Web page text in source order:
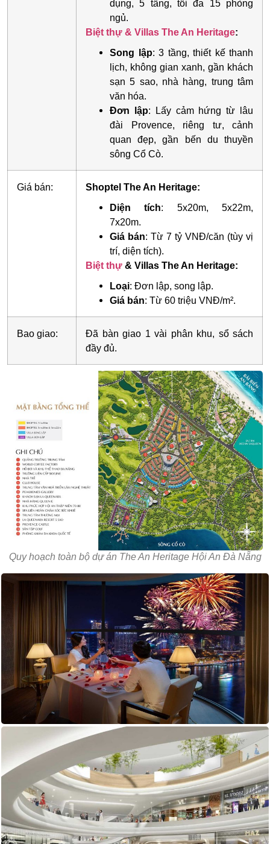
dụng, 5 tầng, tối đa 15 phòng
ngủ.
Biệt thự & Villas The An Heritage:
Song lập: 3 tầng, thiết kế thanh
lịch, không gian xanh, gần khách
sạn 5 sao, nhà hàng, trung tâm
văn hóa.
Đơn lập: Lấy cảm hứng từ lâu
đài Provence, riêng tư, cảnh
quan đẹp, gần bến du thuyền
sông Cổ Cò.
Giá bán:
Shoptel The An Heritage:
Diện tích: 5x20m, 5x22m,
7x20m.
Giá bán: Từ 7 tỷ VNĐ/căn (tùy vị
trí, diện tích).
Biệt thự & Villas The An Heritage:
Loại: Đơn lập, song lập.
Giá bán: Từ 60 triệu VNĐ/m².
Bao giao:
Đã bàn giao 1 vài phân khu, sổ sách
đầy đủ.
Quy hoạch toàn bộ dự án The An Heritage Hội An Đà Nẵng